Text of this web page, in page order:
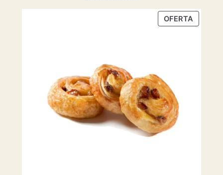
OFERTA
EN